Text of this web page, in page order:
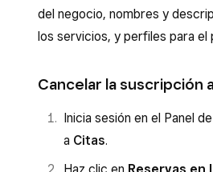
del negocio, nombres y
los servicios, y perfiles para el
Cancelar la suscripción
Inicia sesión en el Panel
a Citas.